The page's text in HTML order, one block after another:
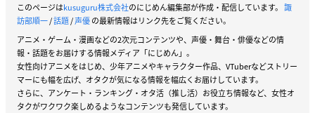
このページはkusuguru株式会社のにじめん編集部が作成・配信しています。 諏
訪部順一/話題/声優の最新情報はリンク先をご覧ください。
アニメ・ゲーム・漫画などの2次元コンテンツや、声優・舞台・俳優などの情
報・話題をお届けする情報メディア「にじめん」。
女性向けアニメをはじめ、少年アニメやキャラクター作品、VTuberなどストリー
マーにも幅を広げ、オタクが気になる情報を幅広くお届けしています。
さらに、アンケート・ランキング・オタ活（推し活）お役立ち情報など、女性オ
タクがワクワク楽しめるようなコンテンツも発信しています。